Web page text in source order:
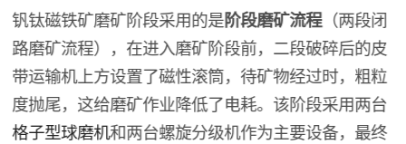
钒钛磁铁矿磨矿阶段采用的是阶段磨矿流程（两段闭
路磨矿流程），在进入磨矿阶段前，二段破碎后的皮
带运输机上方设置了磁性滚筒，待矿物经过时，粗粒
度抛尾，这给磨矿作业降低了电耗。该阶段采用两台
格子型球磨机和两台螺旋分级机作为主要设备，最终